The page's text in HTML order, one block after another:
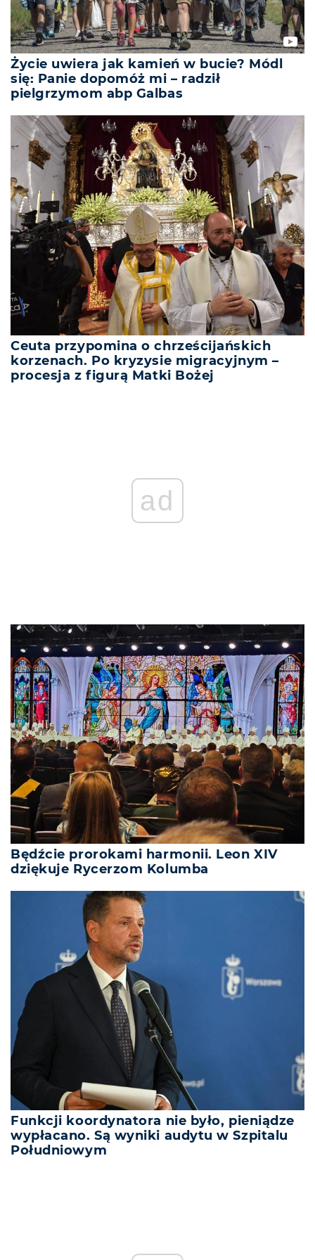
Życie uwiera jak kamień w bucie? Módl
się: Panie dopomóż mi – radził
pielgrzymom abp Galbas
Ceuta przypomina o chrześcijańskich
korzenach. Po kryzysie migracyjnym –
procesja z figurą Matki Bożej
ad
Będźcie prorokami harmonii. Leon XIV
dziękuje Rycerzom Kolumba
Funkcji koordynatora nie było, pieniądze
wypłacano. Są wyniki audytu w Szpitalu
Południowym